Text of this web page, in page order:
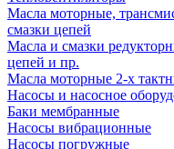
Масла моторные,
смазки цепей
Масла и смазки
цепей и пр.
Масла моторные 2-х
Насосы и насосное
Баки мембранные
Насосы вибрационные
Насосы погружные